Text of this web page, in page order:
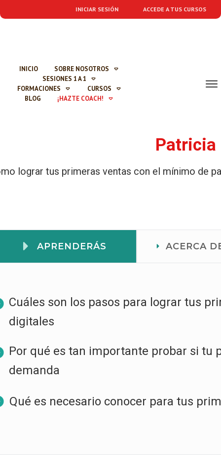
INICIAR SESIÓN ACCEDE A TUS CURSOS
INICIO
SOBRE NOSOTROS
SESIONES 1 A 1
FORMACIONES
CURSOS
BLOG
¡HAZTE COACH!
Patricia
lograr tus primeras ventas con el mínimo de
APRENDERÁS ACERCA
Cuáles son los pasos para lograr tus
digitales
Por qué es tan importante probar si tu
demanda
Qué es necesario conocer para tus